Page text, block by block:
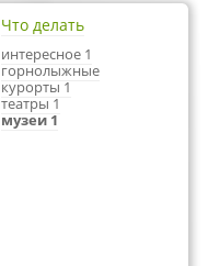
Что делать
интересное 1
горнолыжные
курорты 1
театры 1
музеи 1